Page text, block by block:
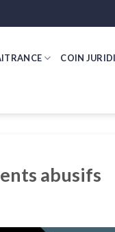
COIN
abusifs